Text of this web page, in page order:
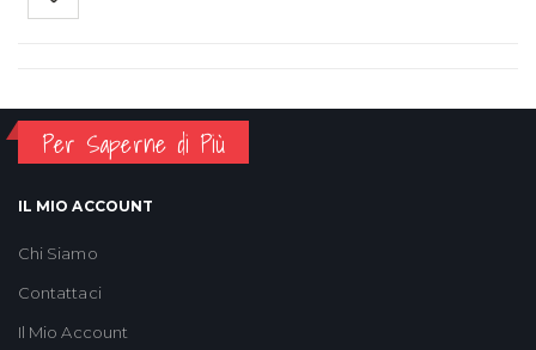
Per Saperne di Più
IL MIO ACCOUNT
Chi Siamo
Contattaci
Il Mio Account